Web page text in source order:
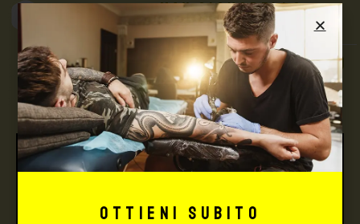
Max Signorello
Tattoo Supply
TUTTO PER IL TUO
TATTOO STUDIO
Ottieni subito